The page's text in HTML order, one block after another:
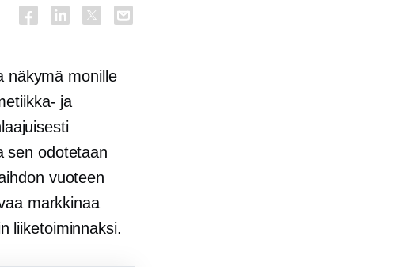
näkymä monille
ja
sen odotetaan
vuoteen
markkinaa
liiketoiminnaksi.